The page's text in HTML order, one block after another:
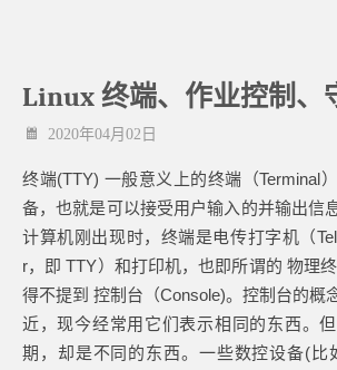
Linux 终端、作业控制、
2020年04月02日
终端(TTY) 一般意义上的终端（Terminal
备，也就是可以接受用户输入的并输出信
计算机刚出现时，终端是电传打字机（
r，即 TTY）和打印机，也即所谓的 物理
得不提到 控制台（Console)。控制台的概
近，现今经常用它们表示相同的东西。
期，却是不同的东西。一些数控设备(比